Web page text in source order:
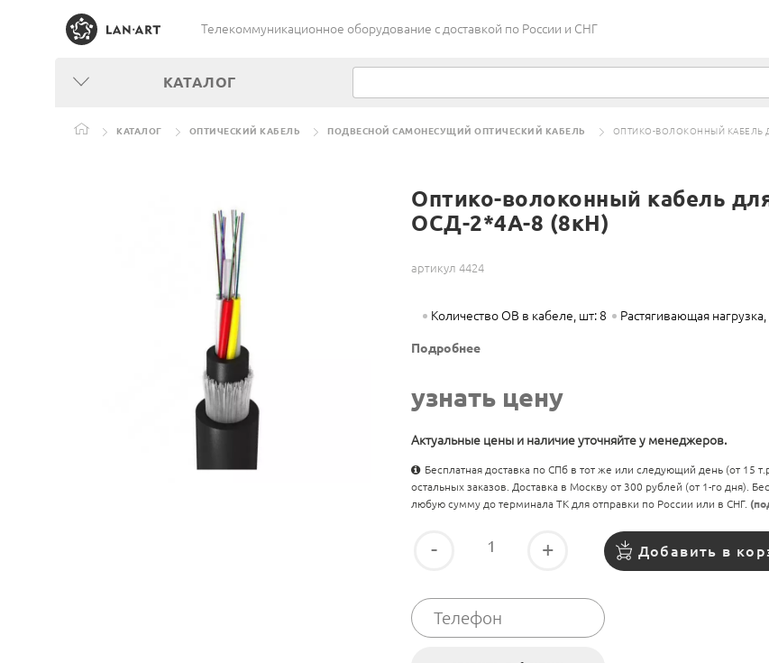
Телекоммуникационное оборудование c доставкой по России и СНГ
КАТАЛОГ
КАТАЛОГ ОПТИЧЕСКИЙ КАБЕЛЬ ПОДВЕСНОЙ САМОНЕСУЩИЙ ОПТИЧЕСКИЙ КАБЕЛЬ ОПТИКО-ВОЛОКОННЫЙ КАБЕЛЬ
Оптико-волоконный кабель
ОСД-2*4А-8 (8кН)
артикул 4424
Количество ОВ в кабеле, шт: 8 Растягивающая
Подробнее
узнать цену
Актуальные цены и наличие уточняйте у менеджеров.
Бесплатная доставка по СПб в тот же или следующий день (от 15
остальных заказов. Доставка в Москву от 300 рублей (от 1-го дня).
любую сумму до терминала ТК для отправки по России или в СНГ.
- + Добавить в